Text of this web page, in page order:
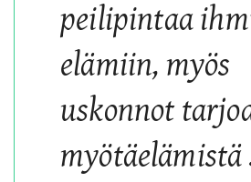
peilipintaa
elämiin, myös
uskonnot